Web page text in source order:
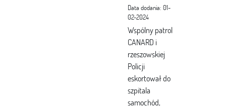
Data dodania: 01-
02-2024
Wspólny patrol
CANARD i
rzeszowskiej
Policji
eskortował do
szpitala
samochód,